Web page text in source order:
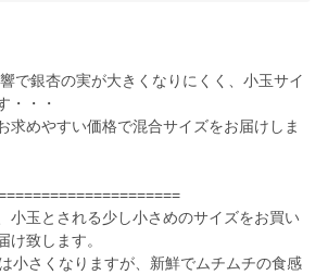
で銀杏の実が大きくなりにくく、小玉サイ
・・・
求めやすい価格で混合サイズをお届けしま
小玉とされる少し小さめのサイズをお買い
け致します。
小さくなりますが、新鮮でムチムチの食感